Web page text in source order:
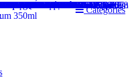
Catégories